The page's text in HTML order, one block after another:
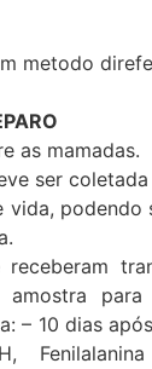
metodo
as mamadas.
ser
vida, podendo
receberam
para
– 10 dias